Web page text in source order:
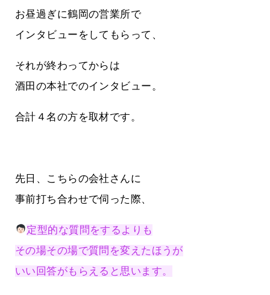
お昼過ぎに鶴岡の営業所で
インタビューをしてもらって、
それが終わってからは
酒田の本社でのインタビュー。
合計４名の方を取材です。
先日、こちらの会社さんに
事前打ち合わせで伺った際、
定型的な質問をするよりも
その場その場で質問を変えたほうが
いい回答がもらえると思います。